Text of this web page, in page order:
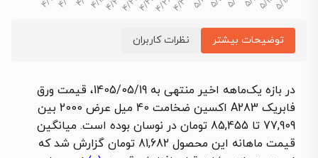
توضیحات بیشتر نظرات کاربران
در بازه یک‌ماهه اخیر منتهی به 1405/05/19،
قیمت ورق
فابریک A283 اکسین ضخامت 40 میل عرض 2000 بین
77,909 تا 85,455 تومان در نوسان بوده است. میانگین
قیمت ماهانه این محصول 81,682 تومان گزارش شد که